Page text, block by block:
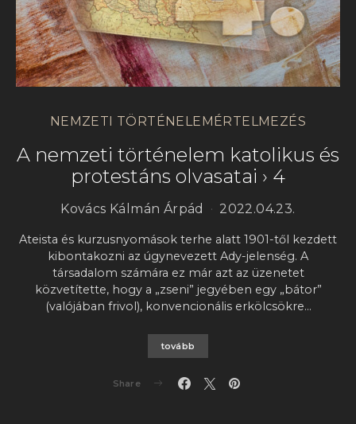
NEMZETI TÖRTÉNELEMÉRTELMEZÉS
A nemzeti történelem katolikus és
protestáns olvasatai › 4
Kovács Kálmán Árpád 2022.04.23.
Ateista és kurzusnyomások terhe alatt 1901-től kezdett
kibontakozni az úgynevezett Ady-jelenség. A
társadalom számára ez már azt az üzenetet
közvetítette, hogy a „zseni” jegyében egy „bátor”
(valójában frivol), konvencionális erkölcsökre…
tovább
Share